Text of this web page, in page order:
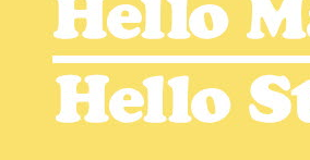
지 않는 신호: 내면과 태도가 불일치할 때
파티의 끝ㅣ제각각의 신호들ㅣ불투명
랙아웃
실의 정체: 또 다른 수수께끼